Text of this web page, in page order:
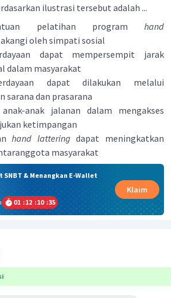
ilustrasi tersebut adalah ...
pelatihan program hand
oleh simpati sosial
dapat mempersempit jarak
dalam masyarakat
dapat dilakukan melalui
sarana dan prasarana
anak jalanan dalam mengakses
ketimpangan
hand latteringdapat meningkatkan
masyarakat
& Menangkan E-Wallet
01 :12 :10 :35
Klaim